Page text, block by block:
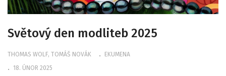
Světový den modliteb 2025
THOMAS WOLF, TOMÁŠ NOVÁK
EKUMENA
18. ÚNOR 2025